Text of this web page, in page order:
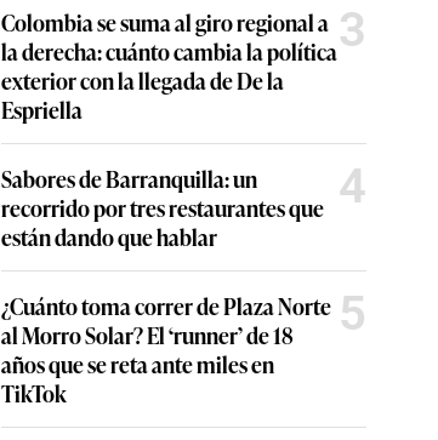
Colombia se suma al giro regional a
la derecha: cuánto cambia la política
exterior con la llegada de De la
Espriella
3
Sabores de Barranquilla: un
recorrido por tres restaurantes que
están dando que hablar
4
¿Cuánto toma correr de Plaza Norte
al Morro Solar? El ‘runner’ de 18
años que se reta ante miles en
TikTok
5